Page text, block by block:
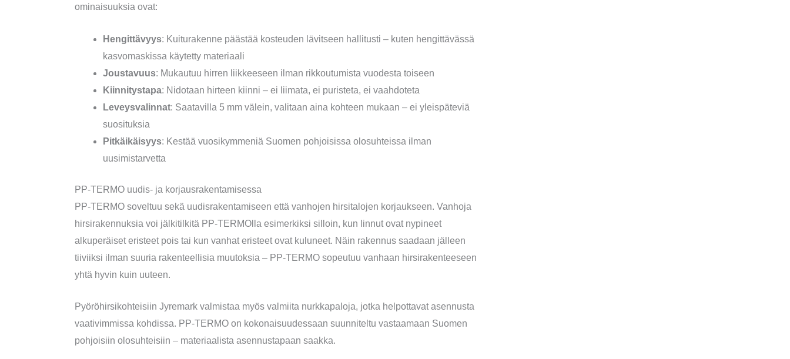
ominaisuuksia ovat:
Hengittävyys: Kuiturakenne päästää kosteuden lävitseen hallitusti – kuten hengittävässä
kasvomaskissa käytetty materiaali
Joustavuus: Mukautuu hirren liikkeeseen ilman rikkoutumista vuodesta toiseen
Kiinnitystapa: Nidotaan hirteen kiinni – ei liimata, ei puristeta, ei vaahdoteta
Leveysvalinnat: Saatavilla 5 mm välein, valitaan aina kohteen mukaan – ei yleispäteviä
suosituksia
Pitkäikäisyys: Kestää vuosikymmeniä Suomen pohjoisissa olosuhteissa ilman
uusimistarvetta
PP-TERMO uudis- ja korjausrakentamisessa
PP-TERMO soveltuu sekä uudisrakentamiseen että vanhojen hirsitalojen korjaukseen. Vanhoja
hirsirakennuksia voi jälkitilkitä PP-TERMOlla esimerkiksi silloin, kun linnut ovat nypineet
alkuperäiset eristeet pois tai kun vanhat eristeet ovat kuluneet. Näin rakennus saadaan jälleen
tiiviiksi ilman suuria rakenteellisia muutoksia – PP-TERMO sopeutuu vanhaan hirsirakenteeseen
yhtä hyvin kuin uuteen.
Pyöröhirsikohteisiin Jyremark valmistaa myös valmiita nurkkapaloja, jotka helpottavat asennusta
vaativimmissa kohdissa. PP-TERMO on kokonaisuudessaan suunniteltu vastaamaan Suomen
pohjoisiin olosuhteisiin – materiaalista asennustapaan saakka.